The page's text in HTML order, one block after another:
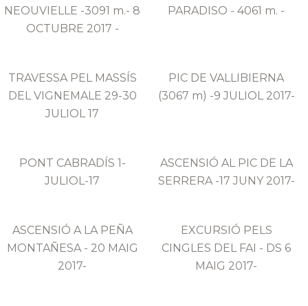
NEOUVIELLE -3091 m.- 8
OCTUBRE 2017 -
PARADISO - 4061 m. -
TRAVESSA PEL MASSÍS
DEL VIGNEMALE 29-30
JULIOL 17
PIC DE VALLIBIERNA
(3067 m) -9 JULIOL 2017-
PONT CABRADÍS 1-
JULIOL-17
ASCENSIÓ AL PIC DE LA
SERRERA -17 JUNY 2017-
ASCENSIÓ A LA PEÑA
MONTAÑESA - 20 MAIG
2017-
EXCURSIÓ PELS
CINGLES DEL FAI - DS 6
MAIG 2017-